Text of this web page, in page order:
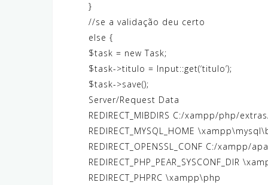
}
//se a validação deu certo
else {
$task = new Task;
$task->titulo = Input::get(‘titulo’);
$task->save();
Server/Request Data
REDIRECT_MIBDIRS C:/xampp/php/
REDIRECT_MYSQL_HOME
REDIRECT_OPENSSL_CONF C:/xampp/
REDIRECT_PHP_PEAR_SYSCONF_DIR
REDIRECT_PHPRC \xampp\php